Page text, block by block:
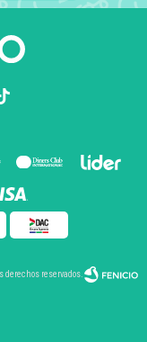
derechos reservados.